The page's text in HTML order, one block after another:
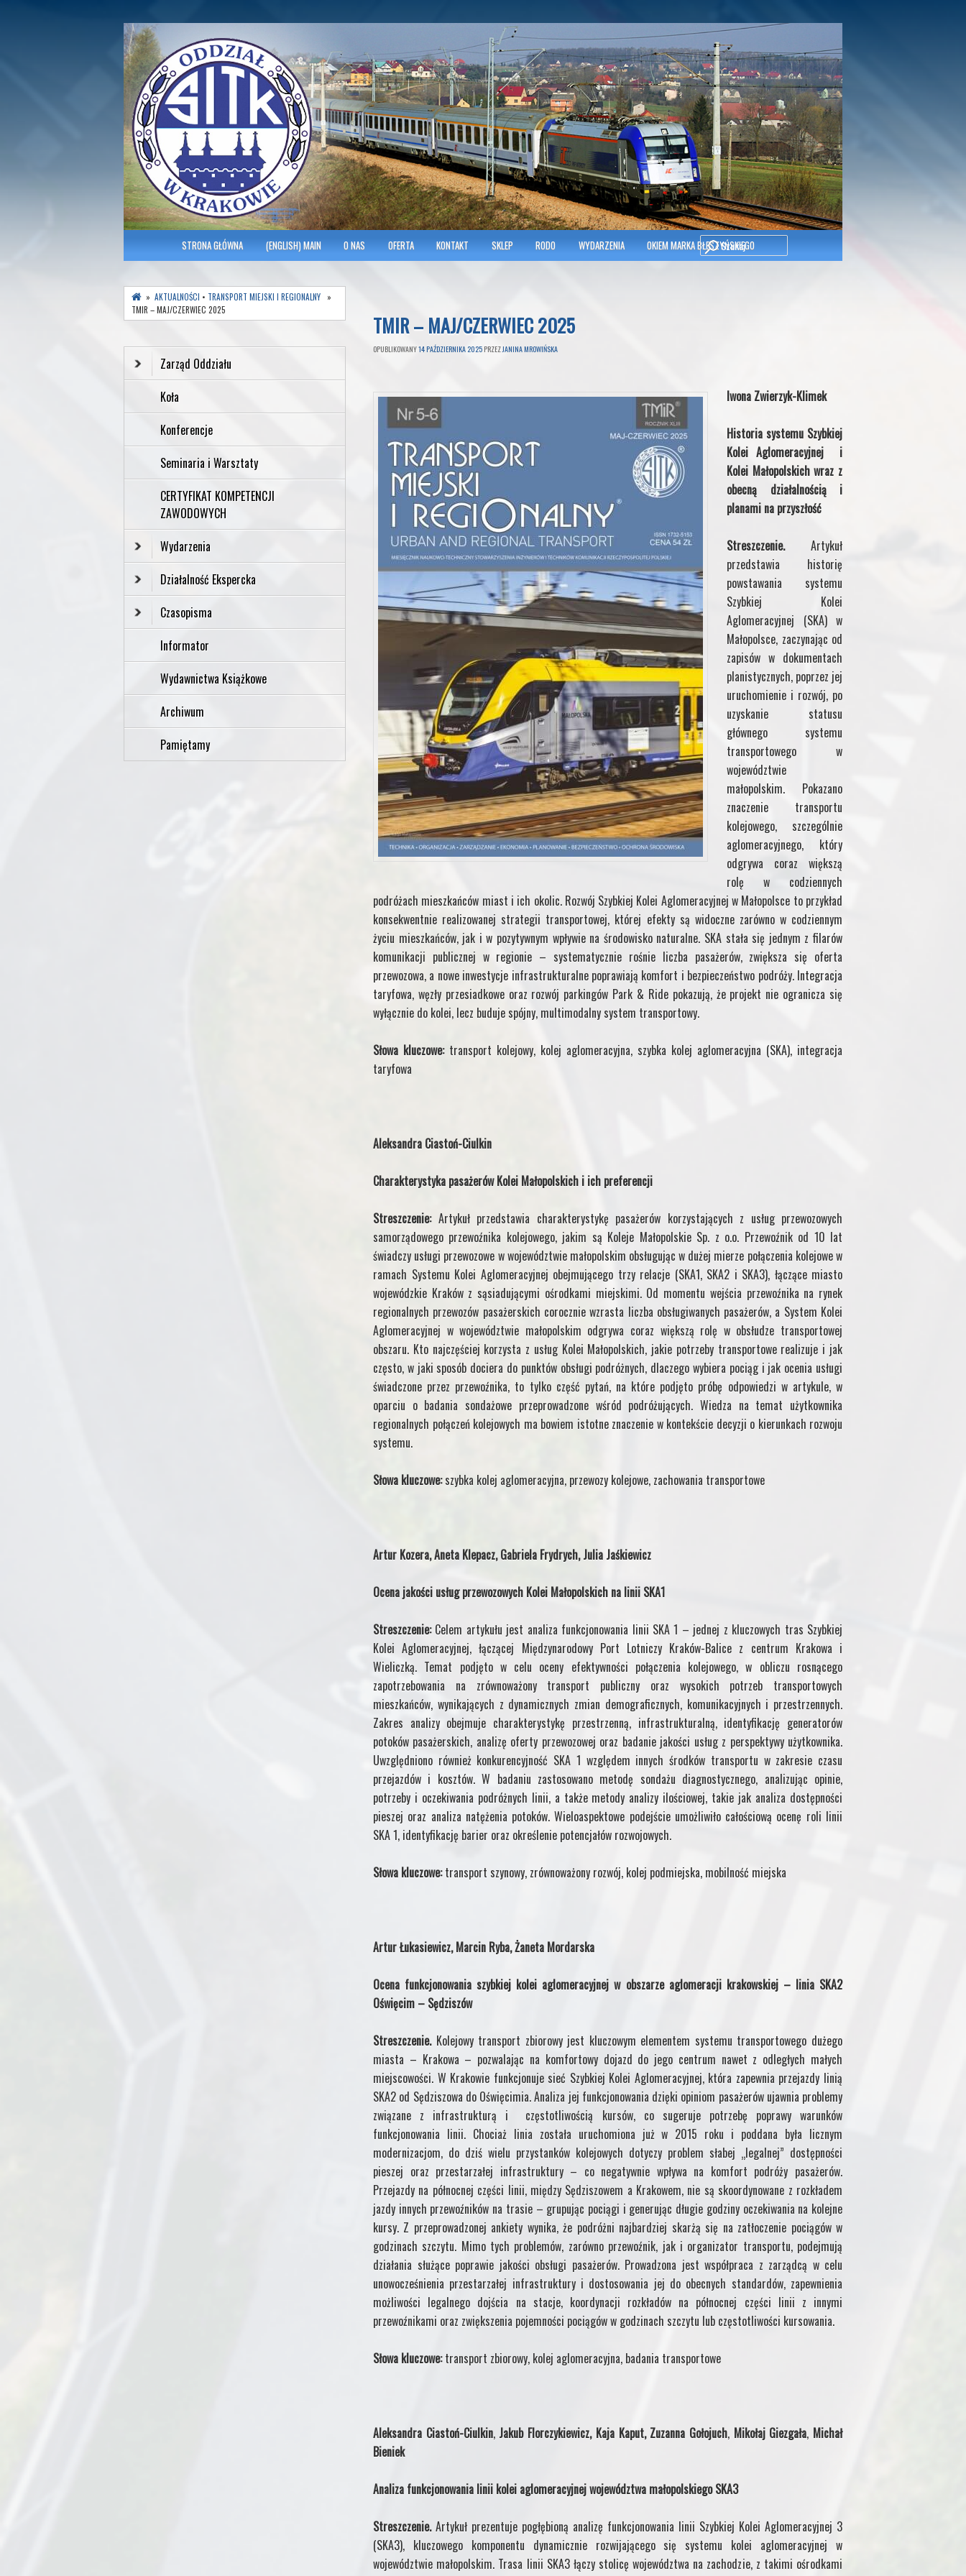
SITK RP Oddział w KRAKOWIE
Szukaj
MENU GŁÓWNESTRONA GŁÓWNA (ENGLISH) MAIN O NAS OFERTA KONTAKT SKLEP RODO WYDARZENIA OKIEM MARKA BŁESZYŃSKIEGO
TMIR – MAJ/CZERWIEC 2025
OPUBLIKOWANY14 PAŹDZIERNIKA 2025 PRZEZJANINA MROWIŃSKA
Iwona Zwierzyk-Klimek
Historia systemu Szybkiej
Kolei Aglomeracyjnej i
Kolei Małopolskich wraz z
obecną działalnością i
planami na przyszłość
Streszczenie. Artykuł
przedstawia historię
powstawania systemu
Szybkiej Kolei
Aglomeracyjnej (SKA) w
Małopolsce, zaczynając od
zapisów w dokumentach
planistycznych, poprzez jej
uruchomienie i rozwój, po
uzyskanie statusu
głównego systemu
transportowego w
województwie
małopolskim. Pokazano
znaczenie transportu
kolejowego, szczególnie
aglomeracyjnego, który
odgrywa coraz większą
rolę w codziennych
podróżach mieszkańców miast i ich okolic. Rozwój Szybkiej Kolei Aglomeracyjnej w Małopolsce to przykład
konsekwentnie realizowanej strategii transportowej, której efekty są widoczne zarówno w codziennym
życiu mieszkańców, jak i w pozytywnym wpływie na środowisko naturalne. SKA stała się jednym z filarów
komunikacji publicznej w regionie – systematycznie rośnie liczba pasażerów, zwiększa się oferta
przewozowa, a nowe inwestycje infrastrukturalne poprawiają komfort i bezpieczeństwo podróży. Integracja
taryfowa, węzły przesiadkowe oraz rozwój parkingów Park & Ride pokazują, że projekt nie ogranicza się
wyłącznie do kolei, lecz buduje spójny, multimodalny system transportowy.
Słowa kluczowe: transport kolejowy, kolej aglomeracyjna, szybka kolej aglomeracyjna (SKA), integracja
taryfowa
Aleksandra Ciastoń-Ciulkin
Charakterystyka pasażerów Kolei Małopolskich i ich preferencji
Streszczenie: Artykuł przedstawia charakterystykę pasażerów korzystających z usług przewozowych
samorządowego przewoźnika kolejowego, jakim są Koleje Małopolskie Sp. z o.o. Przewoźnik od 10 lat
świadczy usługi przewozowe w województwie małopolskim obsługując w dużej mierze połączenia kolejowe w
ramach Systemu Kolei Aglomeracyjnej obejmującego trzy relacje (SKA1, SKA2 i SKA3), łączące miasto
wojewódzkie Kraków z sąsiadującymi ośrodkami miejskimi. Od momentu wejścia przewoźnika na rynek
regionalnych przewozów pasażerskich corocznie wzrasta liczba obsługiwanych pasażerów, a System Kolei
Aglomeracyjnej w województwie małopolskim odgrywa coraz większą rolę w obsłudze transportowej
obszaru. Kto najczęściej korzysta z usług Kolei Małopolskich, jakie potrzeby transportowe realizuje i jak
często, w jaki sposób dociera do punktów obsługi podróżnych, dlaczego wybiera pociąg i jak ocenia usługi
świadczone przez przewoźnika, to tylko część pytań, na które podjęto próbę odpowiedzi w artykule, w
oparciu o badania sondażowe przeprowadzone wśród podróżujących. Wiedza na temat użytkownika
regionalnych połączeń kolejowych ma bowiem istotne znaczenie w kontekście decyzji o kierunkach rozwoju
systemu.
Słowa kluczowe:szybka kolej aglomeracyjna, przewozy kolejowe, zachowania transportowe
Artur Kozera, Aneta Klepacz, Gabriela Frydrych, Julia Jaśkiewicz
Ocena jakości usług przewozowych Kolei Małopolskich na linii SKA1
Streszczenie: Celem artykułu jest analiza funkcjonowania linii SKA 1 – jednej z kluczowych tras Szybkiej
Kolei Aglomeracyjnej, łączącej Międzynarodowy Port Lotniczy Kraków-Balice z centrum Krakowa i
Wieliczką. Temat podjęto w celu oceny efektywności połączenia kolejowego, w obliczu rosnącego
zapotrzebowania na zrównoważony transport publiczny oraz wysokich potrzeb transportowych
mieszkańców, wynikających z dynamicznych zmian demograficznych, komunikacyjnych i przestrzennych.
Zakres analizy obejmuje charakterystykę przestrzenną, infrastrukturalną, identyfikację generatorów
potoków pasażerskich, analizę oferty przewozowej oraz badanie jakości usług z perspektywy użytkownika.
Uwzględniono również konkurencyjność SKA 1 względem innych środków transportu w zakresie czasu
przejazdów i kosztów. W badaniu zastosowano metodę sondażu diagnostycznego, analizując opinie,
potrzeby i oczekiwania podróżnych linii, a także metody analizy ilościowej, takie jak analiza dostępności
pieszej oraz analiza natężenia potoków. Wieloaspektowe podejście umożliwiło całościową ocenę roli linii
SKA 1, identyfikację barier oraz określenie potencjałów rozwojowych.
Słowa kluczowe:transport szynowy, zrównoważony rozwój, kolej podmiejska, mobilność miejska
Artur Łukasiewicz, Marcin Ryba, Żaneta Mordarska
Ocena funkcjonowania szybkiej kolei aglomeracyjnej w obszarze aglomeracji krakowskiej – linia SKA2
Oświęcim – Sędziszów
Streszczenie. Kolejowy transport zbiorowy jest kluczowym elementem systemu transportowego dużego
miasta – Krakowa – pozwalając na komfortowy dojazd do jego centrum nawet z odległych małych
miejscowości. W Krakowie funkcjonuje sieć Szybkiej Kolei Aglomeracyjnej, która zapewnia przejazdy linią
SKA2 od Sędziszowa do Oświęcimia. Analiza jej funkcjonowania dzięki opiniom pasażerów ujawnia problemy
związane z infrastrukturą i częstotliwością kursów, co sugeruje potrzebę poprawy warunków
funkcjonowania linii. Chociaż linia została uruchomiona już w 2015 roku i poddana była licznym
modernizacjom, do dziś wielu przystanków kolejowych dotyczy problem słabej „legalnej” dostępności
pieszej oraz przestarzałej infrastruktury – co negatywnie wpływa na komfort podróży pasażerów.
Przejazdy na północnej części linii, między Sędziszowem a Krakowem, nie są skoordynowane z rozkładem
jazdy innych przewoźników na trasie – grupując pociągi i generując długie godziny oczekiwania na kolejne
kursy. Z przeprowadzonej ankiety wynika, że podróżni najbardziej skarżą się na zatłoczenie pociągów w
godzinach szczytu. Mimo tych problemów, zarówno przewoźnik, jak i organizator transportu, podejmują
działania służące poprawie jakości obsługi pasażerów. Prowadzona jest współpraca z zarządcą w celu
unowocześnienia przestarzałej infrastruktury i dostosowania jej do obecnych standardów, zapewnienia
możliwości legalnego dojścia na stacje, koordynacji rozkładów na północnej części linii z innymi
przewoźnikami oraz zwiększenia pojemności pociągów w godzinach szczytu lub częstotliwości kursowania.
Słowa kluczowe:transport zbiorowy, kolej aglomeracyjna, badania transportowe
Aleksandra Ciastoń-Ciulkin, Jakub Florczykiewicz, Kaja Kaput, Zuzanna Gołojuch, Mikołaj Giezgała, Michał
Bieniek
Analiza funkcjonowania linii kolei aglomeracyjnej województwa małopolskiego SKA3
Streszczenie. Artykuł prezentuje pogłębioną analizę funkcjonowania linii Szybkiej Kolei Aglomeracyjnej 3
(SKA3), kluczowego komponentu dynamicznie rozwijającego się systemu kolei aglomeracyjnej w
województwie małopolskim. Trasa linii SKA3 łączy stolicę województwa na zachodzie, z takimi ośrodkami
» AKTUALNOŚCI • TRANSPORT MIEJSKI I REGIONALNY »
TMIR – MAJ/CZERWIEC 2025
Zarząd Oddziału
Koła
Konferencje
Seminaria i Warsztaty
CERTYFIKAT KOMPETENCJI
ZAWODOWYCH
Wydarzenia
Działalność Ekspercka
Czasopisma
Informator
Wydawnictwa Książkowe
Archiwum
Pamiętamy